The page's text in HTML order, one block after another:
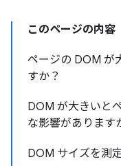
このページの内容
ページの DOM が
すか？
DOM が大きいと
な影響があります
DOM サイズを測